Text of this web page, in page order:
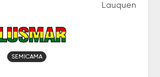
Lauquen
SEMICAMA